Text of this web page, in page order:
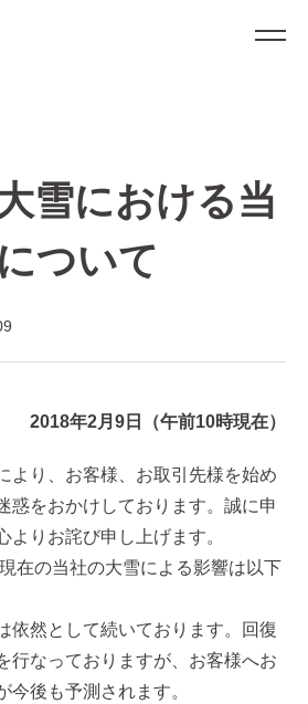
雪における当
ついて
2018年2月9日（午前10時現在）
り、お客様、お取引先様を始め
惑をおかけしております。誠に申
よりお詫び申し上げます。
在の当社の大雪による影響は以下
然として続いております。回復
行なっておりますが、お客様へお
今後も予測されます。